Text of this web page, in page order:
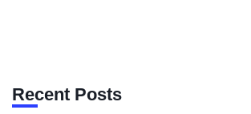
Recent Posts